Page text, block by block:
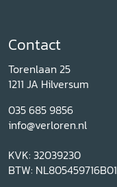
Contact
Torenlaan 25
1211 JA Hilversum
035 685 9856
info@verloren.nl
KVK: 32039230
BTW: NL805459716B01